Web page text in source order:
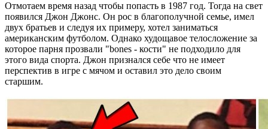
Отмотаем время назад чтобы попасть в 1987 год. Тогда на свет
появился Джон Джонс. Он рос в благополучной семье, имел
двух братьев и следуя их примеру, хотел заниматься
американским футболом. Однако худощавое телосложение за
которое парня прозвали "bones - кости" не подходило для
этого вида спорта. Джон признался себе что не имеет
перспектив в игре с мячом и оставил это дело своим
старшим.